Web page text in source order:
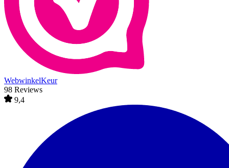
WebwinkelKeur
98 Reviews
9,4